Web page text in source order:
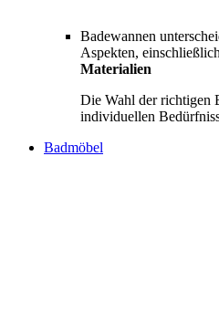
Badewannen
Aspekten,
Materialien
Die Wahl der richtigen
individuellen
Badmöbel